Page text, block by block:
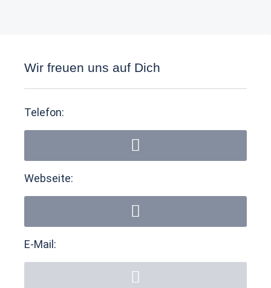
Wir freuen uns auf Dich
Telefon:
Webseite:
E-Mail: